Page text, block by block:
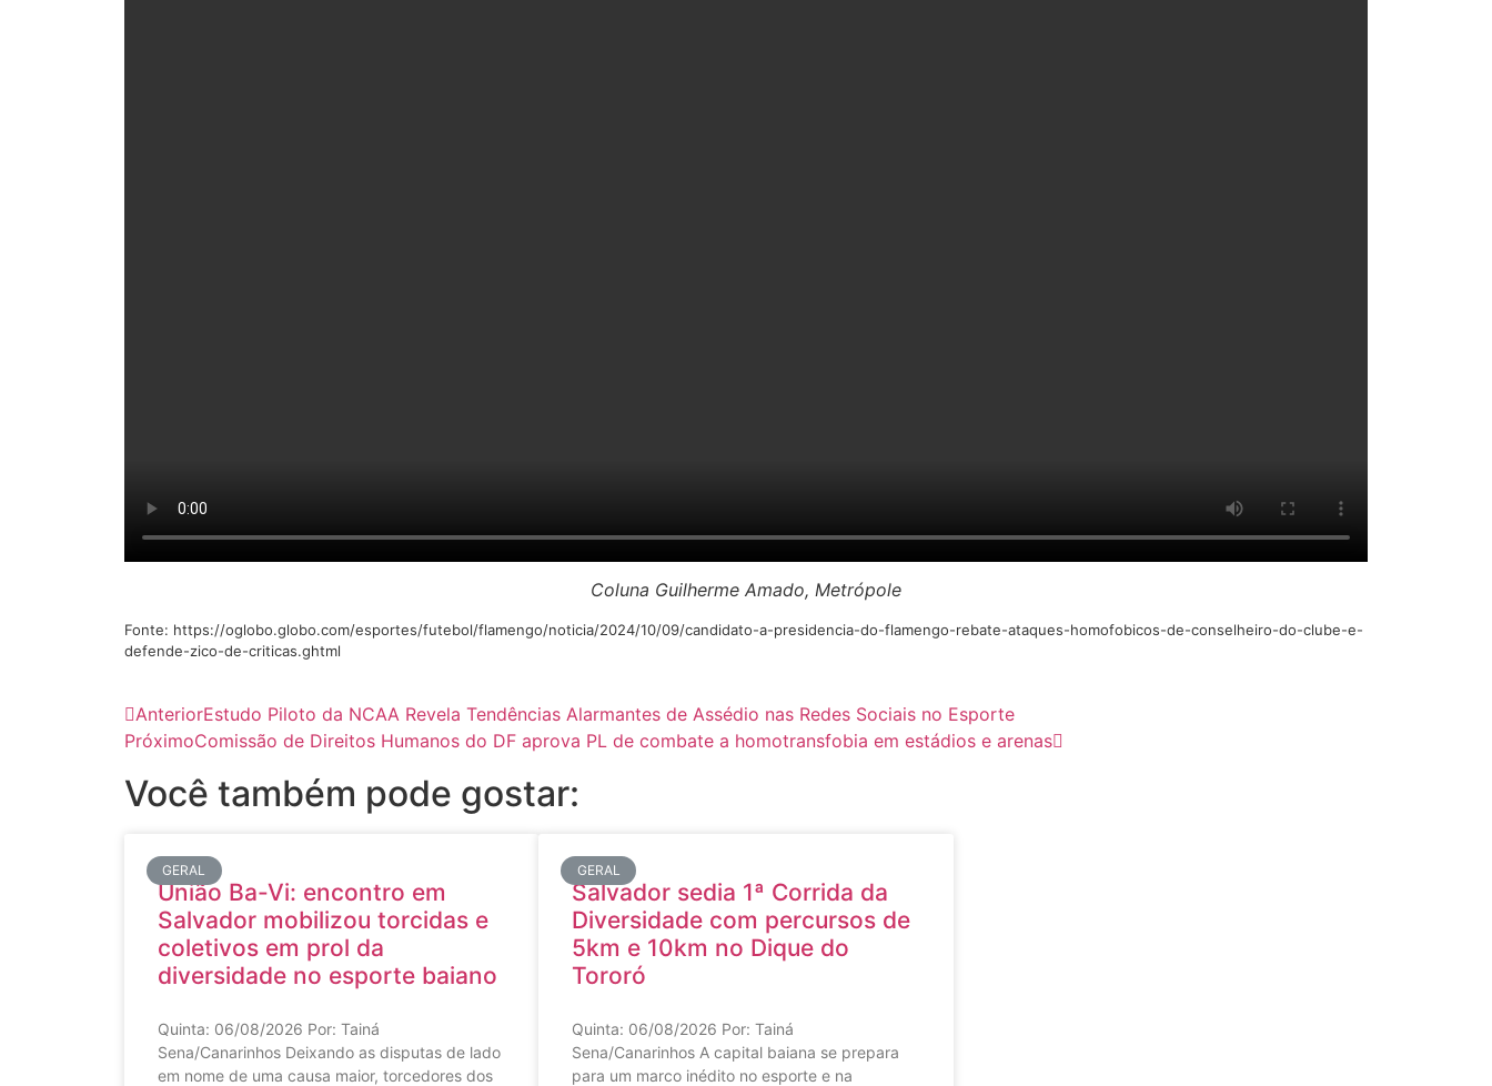
Coluna Guilherme Amado, Metrópole
Fonte: https://oglobo.globo.com/esportes/futebol/flamengo/noticia/2024/10/09/candidato-a-presidencia-do-flamengo-rebate-ataques-homofobicos-de-conselheiro-do-clube-e-
defende-zico-de-criticas.ghtml
AnteriorEstudo Piloto da NCAA Revela Tendências Alarmantes de Assédio nas Redes Sociais no Esporte
PróximoComissão de Direitos Humanos do DF aprova PL de combate a homotransfobia em estádios e arenas
Você também pode gostar:
GERAL
União Ba-Vi: encontro em
Salvador mobilizou torcidas e
coletivos em prol da
diversidade no esporte baiano
Quinta: 06/08/2026 Por: Tainá
Sena/Canarinhos Deixando as disputas de lado
em nome de uma causa maior, torcedores dos
GERAL
Salvador sedia 1ª Corrida da
Diversidade com percursos de
5km e 10km no Dique do
Tororó
Quinta: 06/08/2026 Por: Tainá
Sena/Canarinhos A capital baiana se prepara
para um marco inédito no esporte e na